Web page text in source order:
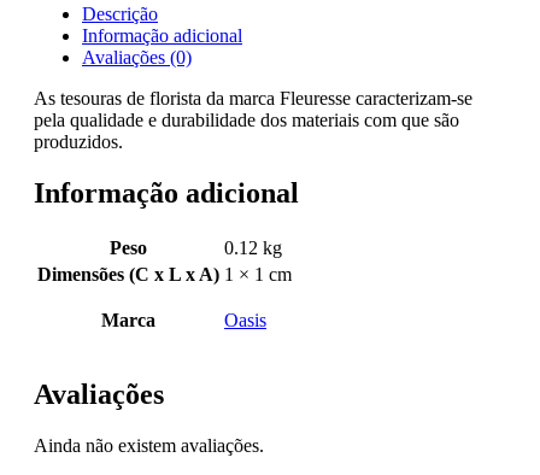
Descrição
Informação adicional
Avaliações (0)
As tesouras de florista da marca Fleuresse caracterizam-se
pela qualidade e durabilidade dos materiais com que são
produzidos.
Informação adicional
Peso
0.12 kg
Dimensões (C x L x A) 1 × 1 cm
Marca Oasis
Avaliações
Ainda não existem avaliações.